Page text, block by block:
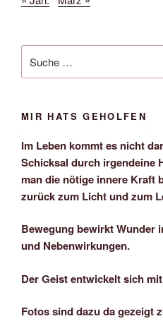
nach:
MIR HATS GEHOLFEN
Im Leben kommt es nicht
Schicksal durch irgendeine
man die nötige innere Kraft
zurück zum Licht und zum
Bewegung bewirkt Wunder
und Nebenwirkungen.
Der Geist entwickelt sich
Fotos sind dazu da gezeigt